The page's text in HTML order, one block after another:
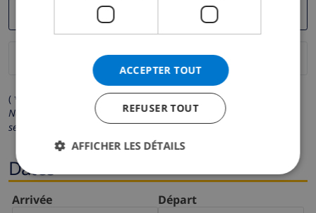
( * Les champs avec un astérisque sont obligatoires )
Nous respectons votre vie privée.Vos données personnelles ne
seront pas communiquées à des tiers.
Dates
Arrivée Départ
ACCEPTER TOUT
REFUSER TOUT
AFFICHER LES DÉTAILS